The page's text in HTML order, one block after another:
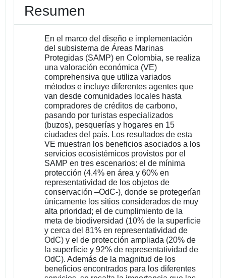
Resumen
En el marco del diseño e implementación
del subsistema de Áreas Marinas
Protegidas (SAMP) en Colombia, se realiza
una valoración económica (VE)
comprehensiva que utiliza variados
métodos e incluye diferentes agentes que
van desde comunidades locales hasta
compradores de créditos de carbono,
pasando por turistas especializados
(buzos), pesquerías y hogares en 15
ciudades del país. Los resultados de esta
VE muestran los beneficios asociados a los
servicios ecosistémicos provistos por el
SAMP en tres escenarios: el de mínima
protección (4.4% en área y 60% en
representatividad de los objetos de
conservación –OdC-), donde se protegerían
únicamente los sitios considerados de muy
alta prioridad; el de cumplimiento de la
meta de biodiversidad (10% de la superficie
y cerca del 81% en representatividad de
OdC) y el de protección ampliada (20% de
la superficie y 92% de representatividad de
OdC). Además de la magnitud de los
beneficios encontrados para los diferentes